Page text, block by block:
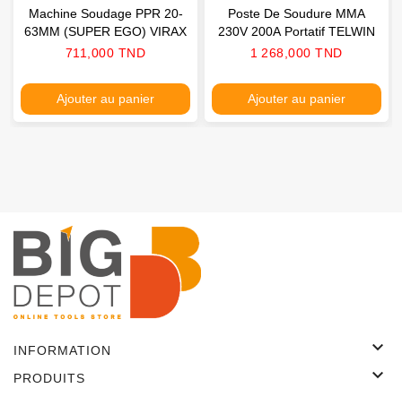
Machine Soudage PPR 20-
63MM (SUPER EGO) VIRAX
Prix
711,000 TND
Ajouter au panier
Poste De Soudure MMA
230V 200A Portatif TELWIN
Prix
1 268,000 TND
Ajouter au panier
INFORMATION 
PRODUITS
